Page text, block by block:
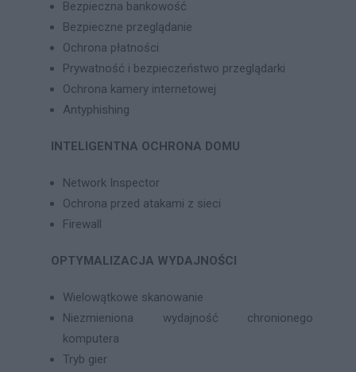
Bezpieczna bankowość
Bezpieczne przeglądanie
Ochrona płatności
Prywatność i bezpieczeństwo przeglądarki
Ochrona kamery internetowej
Antyphishing
INTELIGENTNA OCHRONA DOMU
Network Inspector
Ochrona przed atakami z sieci
Firewall
OPTYMALIZACJA WYDAJNOŚCI
Wielowątkowe skanowanie
Niezmieniona wydajność chronionego
komputera
Tryb gier